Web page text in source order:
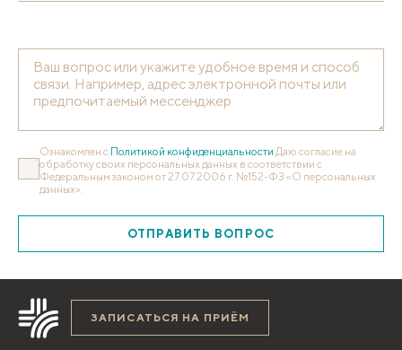
Ознакомлен с Политикой конфиденциальности Даю согласие на
обработку своих персональных данных в соответствии с
Федеральным законом от 27.07.2006 г. №152-ФЗ «О персональных
данных».
ОТПРАВИТЬ ВОПРОС
ЗАПИСАТЬСЯ НА ПРИЁМ